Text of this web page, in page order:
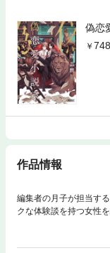
偽恋
748
作品情報
編集者の月子が担当す
クな体験談を持つ女性
ンデレラのようなエピ